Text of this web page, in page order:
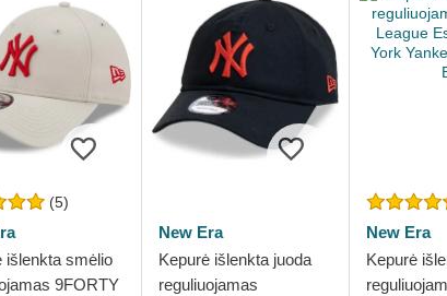
(5)
išlenkta smėlio
9FORTY
New Era
Kepurė išlenkta juoda
reguliuojamas
New Era
Kepurė